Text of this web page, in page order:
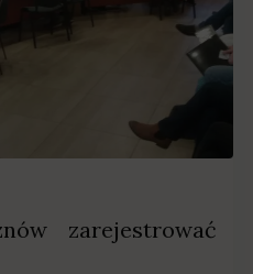
zarejestrować